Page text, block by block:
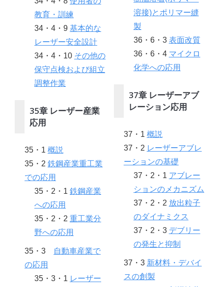
教育・訓練
34・4・9 基本的な
レーザー安全設計
34・4・10 その他の
保守点検および組立
調整作業
35章 レーザー産業
応用
35・1 概説
35・2 鉄鋼産業重工業
での応用
35・2・1 鉄鋼産業
への応用
35・2・2 重工業分
野への応用
35・3
自動車産業で
の応用
35・3・1 レーザー
溶接)とポリマー縫
製
36・6・3 表面改質
36・6・4 マイクロ
化学への応用
37章 レーザーアブ
レーション応用
37・1 概説
37・2 レーザーアブレ
ーションの基礎
37・2・1 アブレー
ションのメカニズム
37・2・2 放出粒子
のダイナミクス
37・2・3 デブリー
の発生と抑制
37・3 新材料・デバイ
スの創製